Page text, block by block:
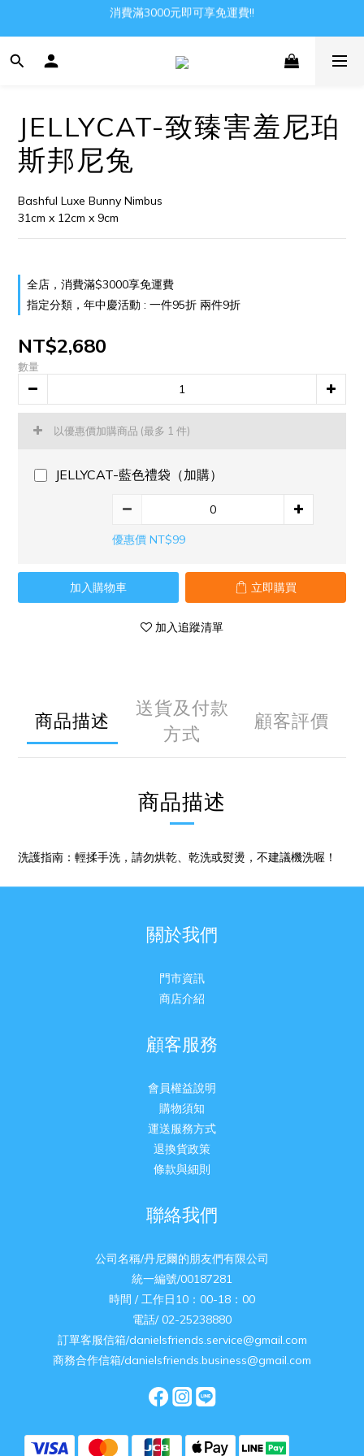
Gather all the joys in the world
消費滿3000元即可享免運費!!
JELLYCAT-致臻害羞尼珀
斯邦尼兔
Bashful Luxe Bunny Nimbus
31cm x 12cm x 9cm
全店，消費滿$3000享免運費
指定分類，年中慶活動 : 一件95折 兩件9折
NT$2,680
數量
以優惠價加購商品 (最多 1 件)
JELLYCAT-藍色禮袋（加購）
優惠價 NT$99
加入購物車 立即購買
加入追蹤清單
商品描述
送貨及付款
方式
顧客評價
商品描述
洗護指南：輕揉手洗，請勿烘乾、乾洗或熨燙，不建議機洗喔！
關於我們
門市資訊
商店介紹
顧客服務
會員權益說明
購物須知
運送服務方式
退換貨政策
條款與細則
聯絡我們
公司名稱/丹尼爾的朋友們有限公司
統一編號/00187281
時間 / 工作日10：00-18：00
電話/ 02-25238880
訂單客服信箱/danielsfriends.service@gmail.com
商務合作信箱/danielsfriends.business@gmail.com